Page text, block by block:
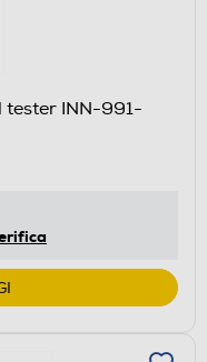
tester INN-991-